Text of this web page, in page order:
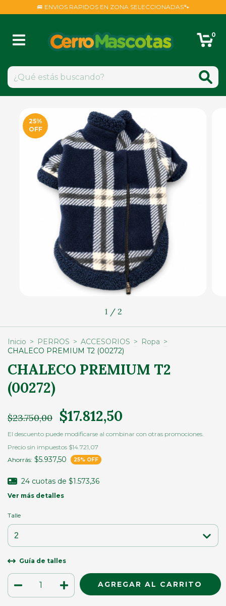
🚐 ENVIOS RAPIDOS EN ZONA SELECCIONADAS🐾
0
25%
OFF
1 / 2
Inicio > PERROS > ACCESORIOS > Ropa >
CHALECO PREMIUM T2 (00272)
CHALECO PREMIUM T2
(00272)
$23.750,00 $17.812,50
El descuento puede modificarse al combinar con otras promociones.
Precio sin impuestos $14.721,07
Ahorrás: $5.937,50 25% OFF
24 cuotas de $1.573,36
Ver más detalles
Talle
Guía de talles